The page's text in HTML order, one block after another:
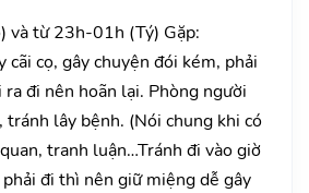
và từ 23h-01h (Tý) Gặp:
cãi cọ, gây chuyện đói kém, phải
đi nên hoãn lại. Phòng người
tránh lây bệnh. (Nói chung khi có
tranh luận…Tránh đi vào giờ
đi thì nên giữ miệng dễ gây